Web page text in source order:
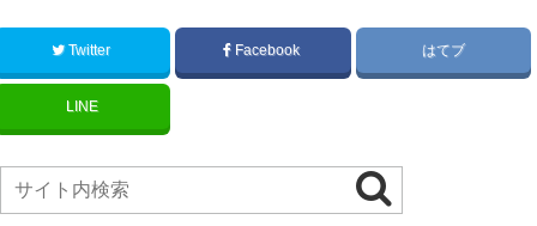
Twitter Facebook はてブ
LINE